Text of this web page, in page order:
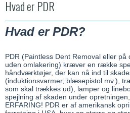
Hvad er PDR
Hvad er PDR?
PDR (Paintless Dent Removal eller
uden omlakering) kræver en række
håndværktøjer, der kan nå ind til
(induktionsvarmer, blæsepistol mv.),
som skal trækkes ud), lamper og
spejlning af skaden under
ERFARING! PDR er af amerikansk